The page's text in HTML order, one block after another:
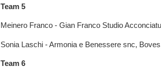
Team 5
Meinero Franco - Gian Franco Studio
Sonia Laschi - Armonia e Benessere snc,
Team 6